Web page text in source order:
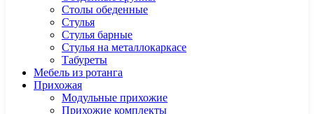
Столы обеденные
Стулья
Стулья барные
Стулья на металлокаркасе
Табуреты
Мебель из ротанга
Прихожая
Модульные прихожие
Прихожие комплекты